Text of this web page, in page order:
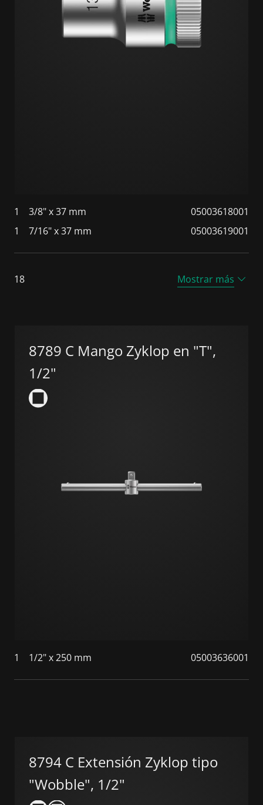
1 3/8" x 37 mm
05003618001
1
7/16" x 37 mm 05003619001
18 Mostrar más
8789 C Mango Zyklop en "T",
1/2"
1 1/2" x 250 mm 05003636001
8794 C Extensión Zyklop tipo
"Wobble", 1/2"